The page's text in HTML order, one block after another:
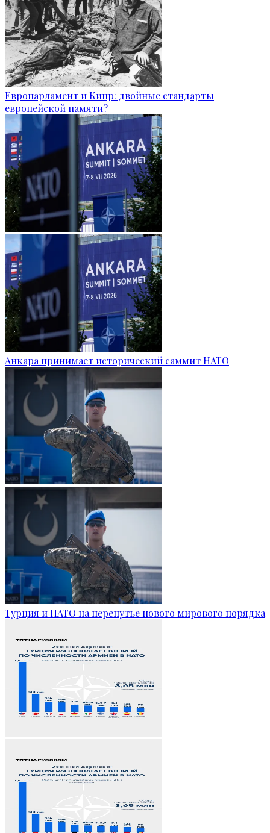
Европарламент и Кипр: двойные стандарты
европейской памяти?
Анкара принимает исторический саммит НАТО
Турция и НАТО на перепутье нового мирового порядка